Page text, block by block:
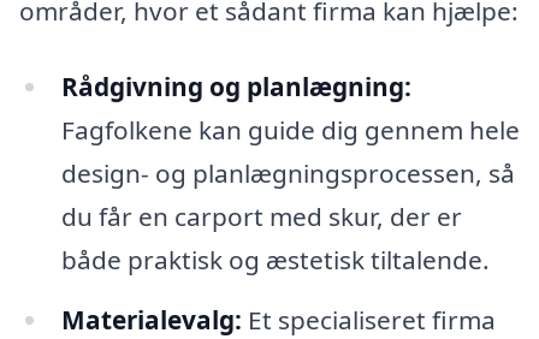
områder, hvor et sådant firma kan hjælpe:
Rådgivning og planlægning:
Fagfolkene kan guide dig gennem hele
design- og planlægningsprocessen, så
du får en carport med skur, der er
både praktisk og æstetisk tiltalende.
Materialevalg: Et specialiseret firma